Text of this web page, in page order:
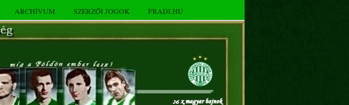
ARCHÍVUM SZERZŐI JOGOK FRADI.HU